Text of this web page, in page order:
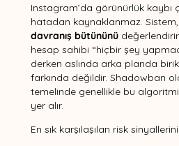
Instagram’da görünürlük
hatadan kaynaklanmaz.
davranış bütününü
hesap sahibi “hiçbir şey
derken aslında arka planda
farkında değildir. Shadowban
temelinde genellikle bu
yer alır.
En sık karşılaşılan risk